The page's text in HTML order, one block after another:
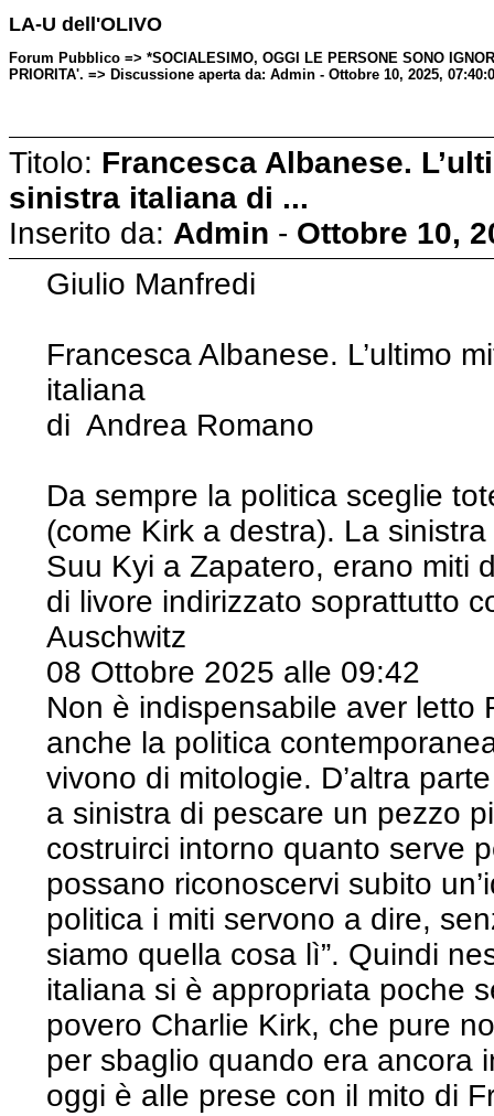
LA-U dell'OLIVO
Forum Pubblico => *SOCIALESIMO, OGGI LE PERSONE SONO
PRIORITA'. => Discussione aperta da: Admin - Ottobre 10, 2025,
Titolo: Francesca Albanese.
sinistra italiana di ...
Inserito da: Admin - Ottobre 10,
Giulio Manfredi
Francesca Albanese. L’ultimo
italiana
di Andrea Romano
Da sempre la politica sceglie
(come Kirk a destra). La
Suu Kyi a Zapatero, erano miti
di livore indirizzato soprattutto
Auschwitz
08 Ottobre 2025 alle 09:42
Non è indispensabile aver letto
anche la politica
vivono di mitologie. D’altra
a sinistra di pescare un pezzo
costruirci intorno quanto serve
possano riconoscervi subito
politica i miti servono a dire,
siamo quella cosa lì”. Quindi
italiana si è appropriata poche
povero Charlie Kirk, che pure
per sbaglio quando era ancora
oggi è alle prese con il mito di